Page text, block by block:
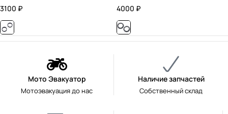
3100 ₽
4000 ₽
Мото Эвакуатор
Мотоэвакуация до нас
Наличие запчастей
Собственный склад